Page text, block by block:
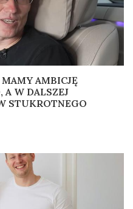
AMBICJĘ
A W DALSZEJ
STUKROTNEGO